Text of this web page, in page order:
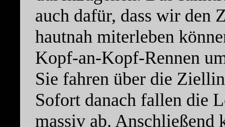
auch dafür, dass wir den
hautnah miterleben
Kopf-an-Kopf-Rennen
Sie fahren über die
Sofort danach fallen die
massiv ab. Anschließend